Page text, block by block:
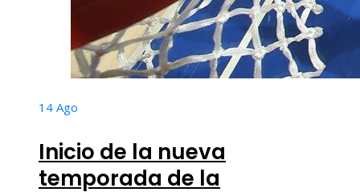
14 Ago
Inicio de la nueva
temporada de la